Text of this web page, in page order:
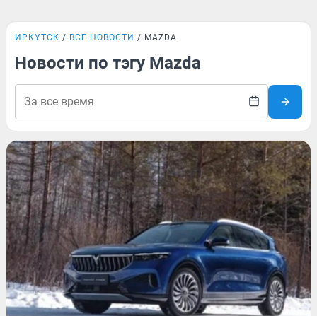
ИРКУТСК ВСЕ НОВОСТИ MAZDA
Новости по тэгу Mazda